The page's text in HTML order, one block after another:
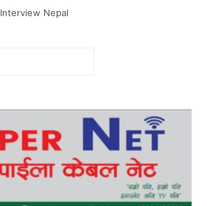
Interview Nepal